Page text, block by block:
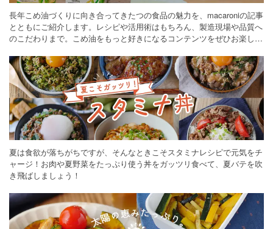
長年こめ油づくりに向き合ってきたつの食品の魅力を、macaroniの記事
とともにご紹介します。レシピや活用術はもちろん、製造現場や品質へ
のこだわりまで。こめ油をもっと好きになるコンテンツをぜひお楽しみ
夏は食欲が落ちがちですが、そんなときこそスタミナレシピで元気をチ
ャージ！お肉や夏野菜をたっぷり使う丼をガッツリ食べて、夏バテを吹
き飛ばしましょう！